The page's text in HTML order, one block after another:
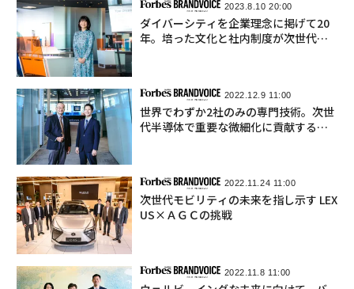
2023.8.10 20:00
ダイバーシティを企業理念に掲げて20
年。培った文化と社内制度が次世代の
2022.12.9 11:00
世界でわずか2社のみの専門技術。次世
代半導体で重要な微細化に貢献するＡ
2022.11.24 11:00
次世代モビリティの未来を指し示す LEX
US×ＡＧＣの挑戦
2022.11.8 11:00